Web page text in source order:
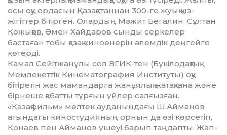
осы оқу ордасын Қазақстаннан 300-ге жуық қыз-
жігіттер бітірген. Олардың Мәжит Бегалин, Сұлтан
Қожықов, Әмен Хайдаров сынды серкелер
бастаған тобы қазақ киноөнерін әлемдік деңгейге
көтерді.
Камал Сейітжанұлы сол ВГИК-тен (Бүкілодақтық
Мемле­кеттік Кинематография Институты) оқу
бітіретін жас мамандарға жанұялық жатақхана және
бір­неше қабатты тұрғын үйлер сал­ғыз­ған.
«Қазақфильм» мөлтек ауданындағы Ш.Айманов
атын­дағы киностудияның орнын да өзі көрсетіп,
Қонаев пен Айманов үшеуі барып таңдапты. Жап-